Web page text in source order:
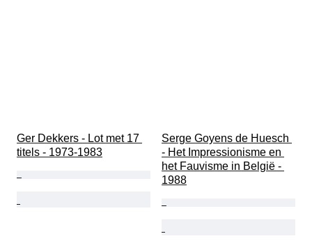
Ger Dekkers - Lot met 17
titels - 1973-1983
Serge Goyens de Huesch
- Het Impressionisme en
het Fauvisme in België -
1988